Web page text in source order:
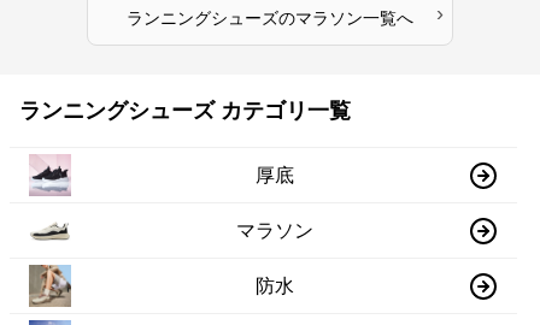
ランニングシューズのマラソン一覧へ ›
ランニングシューズ カテゴリ一覧
厚底
マラソン
防水